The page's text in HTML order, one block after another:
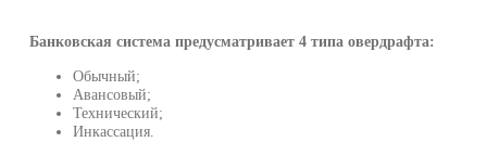
Банковская система предусматривает 4 типа овердрафта:
Обычный;
Авансовый;
Технический;
Инкассация.